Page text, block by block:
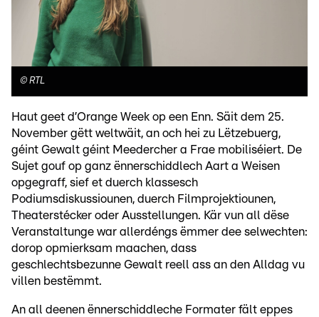
© RTL
Haut geet d’Orange Week op een Enn. Säit dem 25.
November gëtt weltwäit, an och hei zu Lëtzebuerg,
géint Gewalt géint Meedercher a Frae mobiliséiert. De
Sujet gouf op ganz ënnerschiddlech Aart a Weisen
opgegraff, sief et duerch klassesch
Podiumsdiskussiounen, duerch Filmprojektiounen,
Theaterstécker oder Ausstellungen. Kär vun all dëse
Veranstaltunge war allerdéngs ëmmer dee selwechten:
dorop opmierksam maachen, dass
geschlechtsbezunne Gewalt reell ass an den Alldag vu
villen bestëmmt.
An all deenen ënnerschiddleche Formater fält eppes